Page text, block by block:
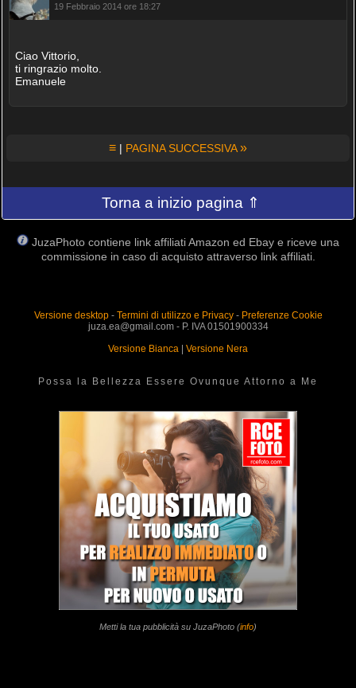
19 Febbraio 2014 ore 18:27
Ciao Vittorio,
ti ringrazio molto.
Emanuele
≡ | PAGINA SUCCESSIVA»
Torna a inizio pagina ⇑
JuzaPhoto contiene link affiliati Amazon ed Ebay e riceve una
commissione in caso di acquisto attraverso link affiliati.
Versione desktop- Termini di utilizzo e Privacy- Preferenze Cookie
juza.ea@gmail.com - P. IVA 01501900334
Versione Bianca
Versione Nera
Possa la Bellezza Essere Ovunque Attorno a Me
Metti la tua pubblicità su JuzaPhoto (info)